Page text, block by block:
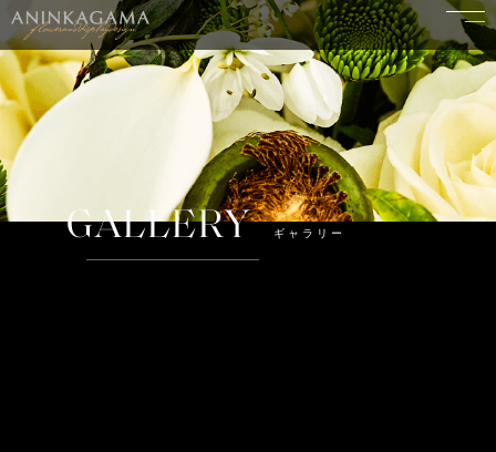
GALLERY ギャラリー